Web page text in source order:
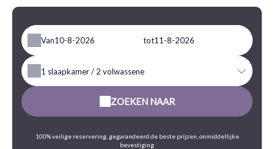
Van tot
1 slaapkamer / 2 volwassene
ZOEKEN NAAR
100% veilige reservering, gegarandeerd de beste prijzen, onmiddellijke
bevestiging